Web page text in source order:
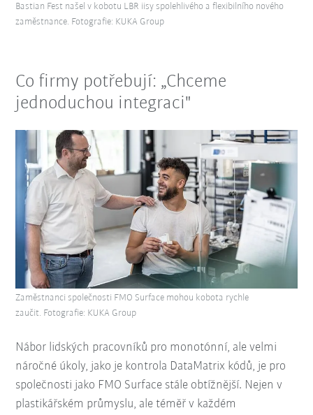
Bastian Fest našel v kobotu LBR iisy spolehlivého a flexibilního nového
zaměstnance. Fotografie: KUKA Group
Co firmy potřebují: „Chceme
jednoduchou integraci"
Nábor lidských pracovníků pro monotónní, ale velmi
náročné úkoly, jako je kontrola DataMatrix kódů, je pro
společnosti jako FMO Surface stále obtížnější. Nejen v
plastikářském průmyslu, ale téměř v každém
Zaměstnanci společnosti FMO Surface mohou kobota rychle
zaučit. Fotografie: KUKA Group